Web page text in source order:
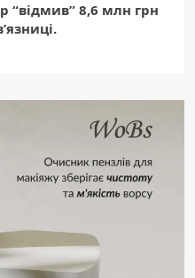
“відмив” 8,6 млн грн